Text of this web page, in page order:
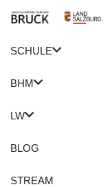
SCHULE
BHM
LW
BLOG
STREAM